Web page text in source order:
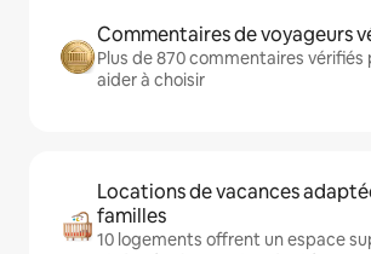
Commentaires de voyageurs
Plus de 870 commentaires vérifiés
aider à choisir
Locations de vacances
familles
10 logements offrent un espace